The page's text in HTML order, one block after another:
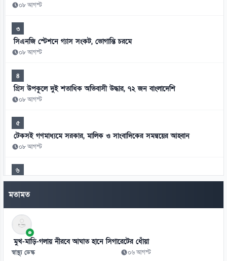
০৮ আগস্ট
৩
সিএনজি স্টেশনে গ্যাস সংকট, ভোগান্তি চরমে
০৮ আগস্ট
৪
গ্রিস উপকূলে দুই শতাধিক অভিবাসী উদ্ধার, ৭২ জন বাংলাদেশি
০৮ আগস্ট
৫
টেকসই গণমাধ্যমে সরকার, মালিক ও সাংবাদিকের সমন্বয়ের আহ্বান
০৮ আগস্ট
৬
দিল্লিতে হাসিনার বক্তব্যে ক্ষুব্ধ জামায়াত, ভারতের সমালোচনা
০৮ আগস্ট
৭
শেখ হাসিনার বক্তব্য গুরুত্ব দিচ্ছে না সরকার: স্বরাষ্ট্রমন্ত্রী
০৭ আগস্ট
মতামত
মুখ-মাড়ি-গলায় নীরবে আঘাত হানে সিগারেটের ধোঁয়া
স্বাস্থ্য ডেস্ক ০৬ আগস্ট